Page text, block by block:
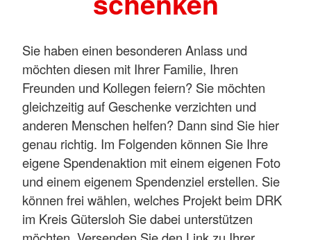
Sie haben einen besonderen Anlass und
möchten diesen mit Ihrer Familie, Ihren
Freunden und Kollegen feiern? Sie möchten
gleichzeitig auf Geschenke verzichten und
anderen Menschen helfen? Dann sind Sie hier
genau richtig. Im Folgenden können Sie Ihre
eigene Spendenaktion mit einem eigenen Foto
und einem eigenem Spendenziel erstellen. Sie
können frei wählen, welches Projekt beim DRK
im Kreis Gütersloh Sie dabei unterstützen